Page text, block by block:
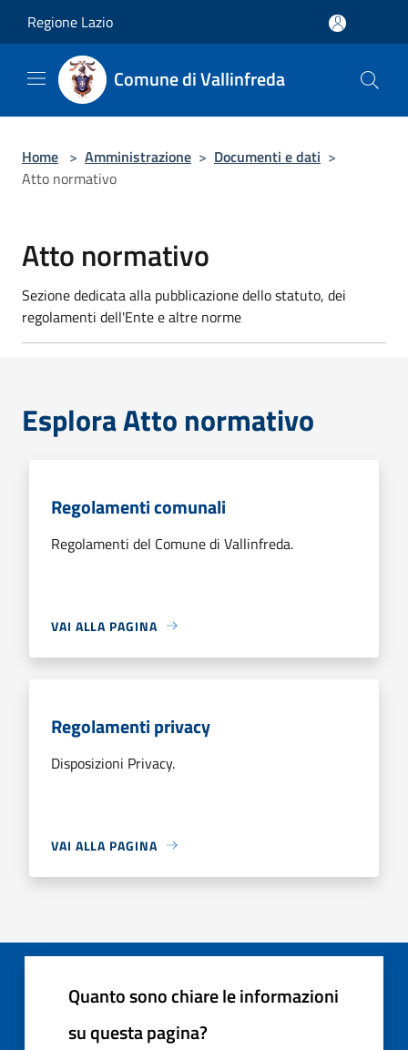
Regione Lazio
Comune di Vallinfreda
Home > Amministrazione > Documenti e dati >
Atto normativo
Atto normativo
Sezione dedicata alla pubblicazione dello statuto, dei
regolamenti dell'Ente e altre norme
Esplora Atto normativo
Regolamenti comunali
Regolamenti del Comune di Vallinfreda.
VAI ALLA PAGINA
Regolamenti privacy
Disposizioni Privacy.
VAI ALLA PAGINA
Quanto sono chiare le informazioni
su questa pagina?